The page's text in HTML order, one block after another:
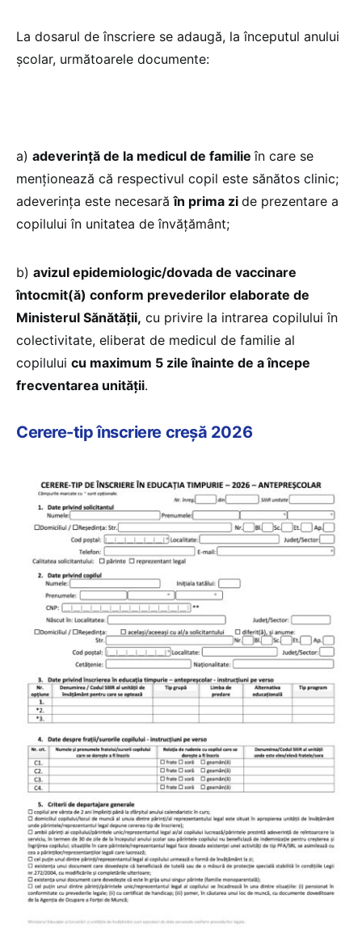
La dosarul de înscriere se adaugă, la începutul anului
școlar, următoarele documente:
a) adeverință de la medicul de familieîn care se
menționează că respectivul copil este sănătos clinic;
adeverința este necesarăîn prima zi de prezentare a
copilului în unitatea de învățământ;
b) avizul epidemiologic/dovada de vaccinare
întocmit(ă) conform prevederilor elaborate de
Ministerul Sănătății, cu privire la intrarea copilului în
colectivitate, eliberat de medicul de familie al
copilului cu maximum 5 zile înainte de a începe
frecventarea unității.
Cerere-tip înscriere creșă 2026